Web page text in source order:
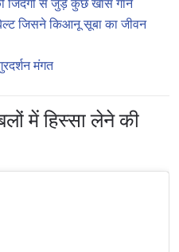
जिंदगी से जुड़े कुछ खास गाने
जिसने किआनू सूबा का जीवन
मंगत
में हिस्सा लेने की